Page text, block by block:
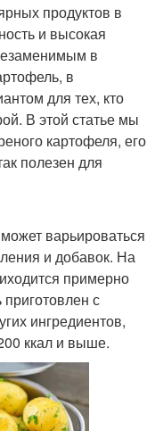
продуктов в
и высокая
в
в
для тех, кто
В этой статье мы
картофеля, его
полезен для
варьироваться
и добавок. На
примерно
с
ингредиентов,
ккал и выше.